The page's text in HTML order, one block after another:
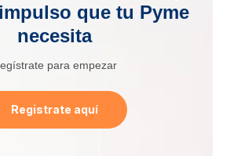
que tu Pyme
necesita
para empezar
Registrate aquí